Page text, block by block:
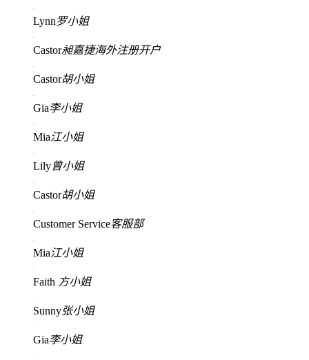
Lynn罗小姐
Castor昶嘉捷海外注册开户
Castor胡小姐
Gia李小姐
Mia江小姐
Lily曾小姐
Castor胡小姐
Customer Service客服部
Mia江小姐
Faith 方小姐
Sunny张小姐
Gia李小姐